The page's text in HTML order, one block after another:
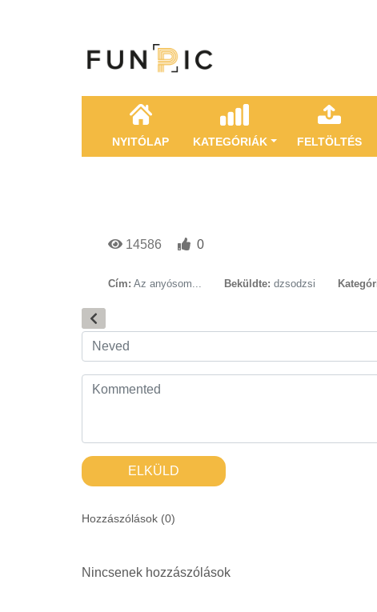
NYITÓLAP KATEGÓRIÁK FELTÖLTÉS
14586 0
Cím: Az anyósom... Beküldte: dzsodzsi
ELKÜLD
Hozzászólások (0)
Nincsenek hozzászólások